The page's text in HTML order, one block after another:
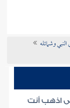
وشمائله
اذهب أنت